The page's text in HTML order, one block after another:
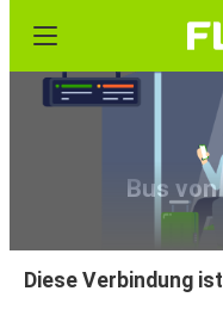
Bus
Diese Verbindung